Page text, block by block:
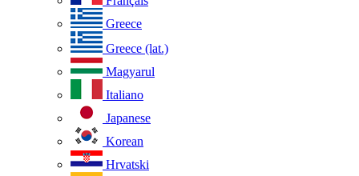
Greece
Greece (lat.)
Magyarul
Italiano
Japanese
Korean
Hrvatski